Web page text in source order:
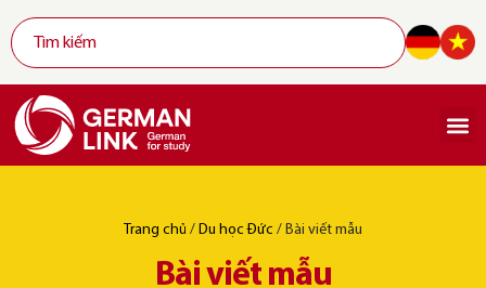
Trang chủ / Du học Đức / Bài viết mẫu
Bài viết mẫu